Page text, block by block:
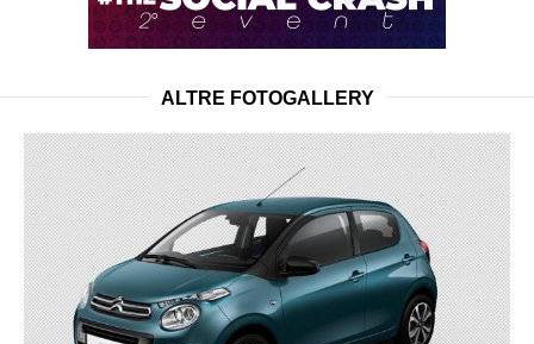
ALTRE FOTOGALLERY